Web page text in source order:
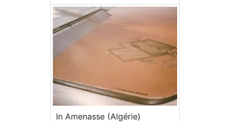
In Amenasse (Algérie)